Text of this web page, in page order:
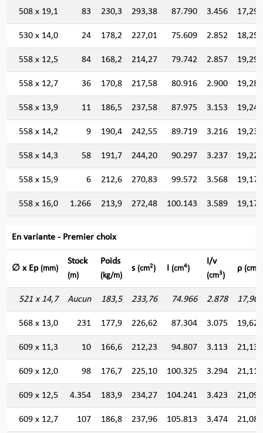
508 x 19,1 83 230,3 293,38 87.790 3.456 17,298
530 x 14,0 24 178,2 227,01 75.609 2.852 18,250
558 x 12,5 84 168,2 214,27 79.742 2.857 19,291
558 x 12,7 36 170,8 217,58 80.916 2.900 19,284
558 x 13,9 11 186,5 237,58 87.975 3.153 19,243
558 x 14,2 9 190,4 242,55 89.719 3.216 19,232
558 x 14,3 58 191,7 244,20 90.297 3.237 19,229
558 x 15,9 6 212,6 270,83 99.572 3.568 19,174
558 x 16,0 1.266 213,9 272,48 100.143 3.589 19,170
En variante - Premier choix
∅ x Ep (mm)
Stock
(m)
Poids
(kg/m)
s (cm2) I (cm4)
I/v
(cm3)
ρ (cm)
521 x 14,7 Aucun 183,5 233,76 74.966 2.878 17,907
568 x 13,0 231 177,9 226,62 87.304 3.075 19,627
609 x 11,3 10 166,6 212,23 94.807 3.113 21,135
609 x 12,0 98 176,7 225,10 100.325 3.294 21,111
609 x 12,5 4.354 183,9 234,27 104.241 3.423 21,094
609 x 12,7 107 186,8 237,96 105.813 3.474 21,087